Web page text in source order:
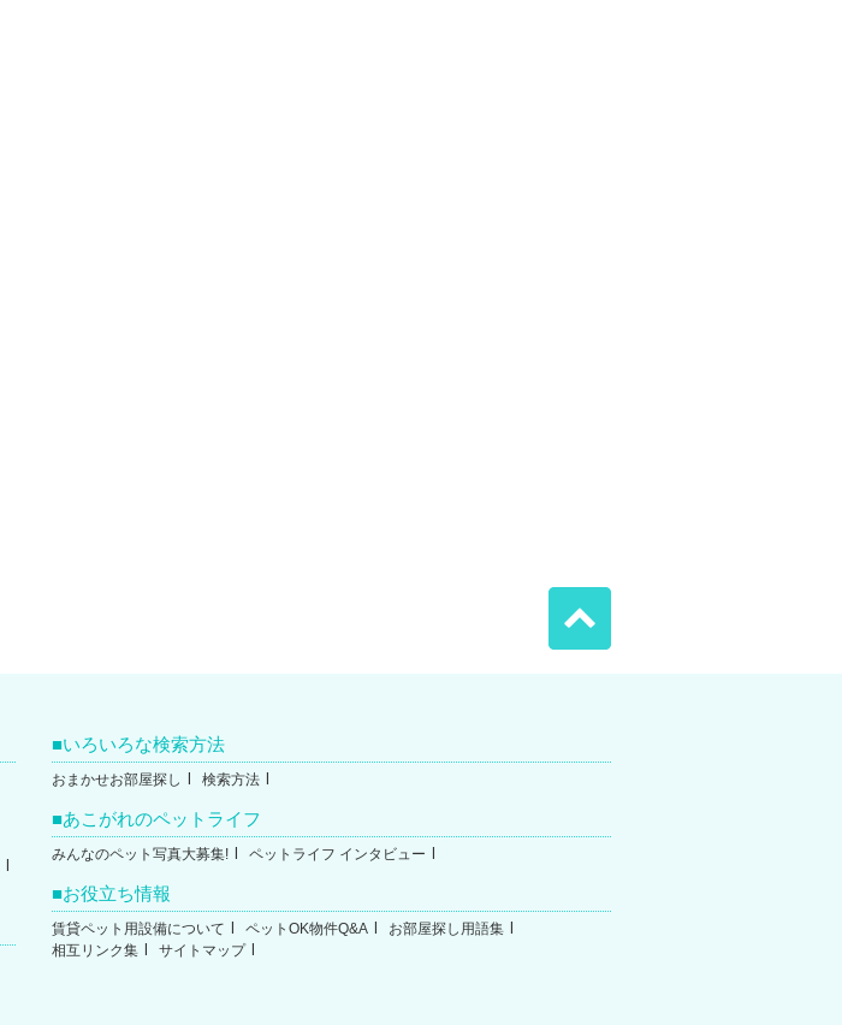
いろいろな検索方法
おまかせお部屋探し 検索方法
あこがれのペットライフ
みんなのペット写真大募集! ペットライフ インタビュー
お役立ち情報
賃貸ペット用設備について ペットOK物件Q&A
お部屋探し用語集
相互リンク集
サイトマップ